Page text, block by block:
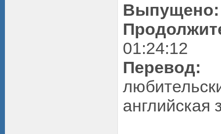
Выпущено:
01:24:12
Перевод:
английская